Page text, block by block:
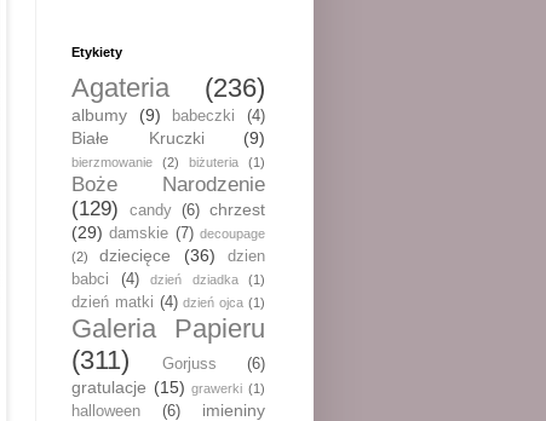
Etykiety
Agateria (236)
albumy (9) babeczki (4)
Białe Kruczki (9)
bierzmowanie (2) biżuteria (1)
Boże Narodzenie
(129)
candy (6) chrzest
(29) damskie (7) decoupage
(2)
dziecięce (36)
dzien
babci
(4) dzień dziadka (1)
dzień matki (4) dzień ojca (1)
Galeria Papieru
(311)
Gorjuss (6)
gratulacje (15) grawerki (1)
halloween (6)
imieniny